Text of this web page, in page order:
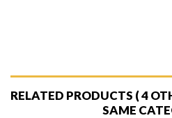
RELATED PRODUCTS ( 4
SAME